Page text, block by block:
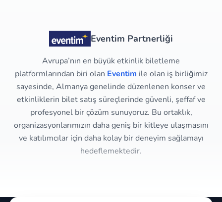
Eventim Partnerliği
Avrupa’nın en büyük etkinlik biletleme
platformlarından biri olan Eventim ile olan iş birliğimiz
sayesinde, Almanya genelinde düzenlenen konser ve
etkinliklerin bilet satış süreçlerinde güvenli, şeffaf ve
profesyonel bir çözüm sunuyoruz. Bu ortaklık,
organizasyonlarımızın daha geniş bir kitleye ulaşmasını
ve katılımcılar için daha kolay bir deneyim sağlamayı
hedeflemektedir.